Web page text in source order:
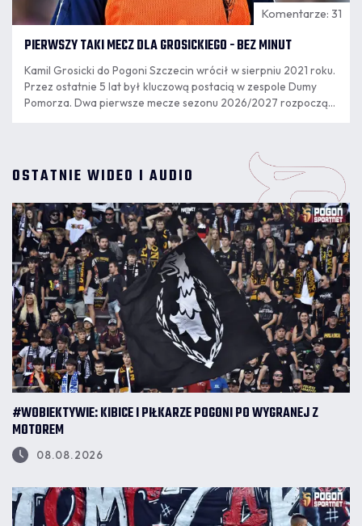
Komentarze: 31
PIERWSZY TAKI MECZ DLA GROSICKIEGO - BEZ MINUT
Kamil Grosicki do Pogoni Szczecin wrócił w sierpniu 2021 roku.
Przez ostatnie 5 lat był kluczową postacią w zespole Dumy
Pomorza. Dwa pierwsze mecze sezonu 2026/2027 rozpoczął
OSTATNIE WIDEO I AUDIO
#WOBIEKTYWIE: KIBICE I PIŁKARZE POGONI PO WYGRANEJ Z
MOTOREM
08.08.2026